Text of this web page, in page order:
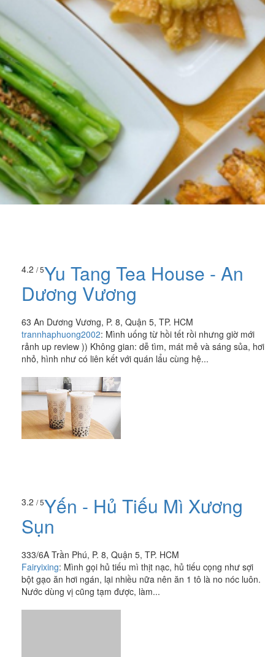
4.2 / 5Yu Tang Tea House - An
Dương Vương
63 An Dương Vương, P. 8, Quận 5, TP. HCM
trannhaphuong2002: Mình uống từ hồi tết rồi nhưng giờ mới
rảnh up review )) Không gian: dễ tìm, mát mẻ và sáng sủa, hơi
nhỏ, hình như có liên kết với quán lẩu cùng hệ...
3.2 / 5Yến - Hủ Tiếu Mì Xương
Sụn
333/6A Trần Phú, P. 8, Quận 5, TP. HCM
Fairyixing: Mình gọi hủ tiếu mì thịt nạc, hủ tiếu cọng như sợi
bột gạo ăn hơi ngán, lại nhiều nữa nên ăn 1 tô là no nóc luôn.
Nước dùng vị cũng tạm được, làm...